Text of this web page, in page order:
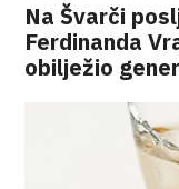
Na Švarči
Ferdinanda
obilježio